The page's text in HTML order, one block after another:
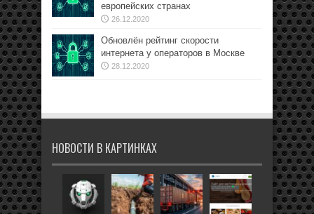
европейских странах
26.12.2020
Обновлён рейтинг скорости
интернета у операторов в Москве
28.12.2020
НОВОСТИ В КАРТИНКАХ